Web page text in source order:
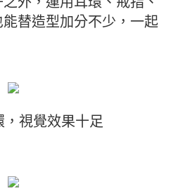
替造型加分不少，一起
視覺效果十足